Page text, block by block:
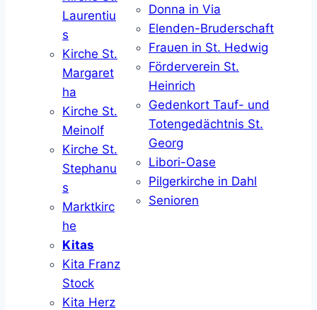
Laurentiu
s
Kirche St.
Margaret
ha
Kirche St.
Meinolf
Kirche St.
Stephanu
s
Marktkirc
he
Kitas
Kita Franz
Stock
Kita Herz
Donna in Via
Elenden-Bruderschaft
Frauen in St. Hedwig
Förderverein St.
Heinrich
Gedenkort Tauf- und
Totengedächtnis St.
Georg
Libori-Oase
Pilgerkirche in Dahl
Senioren